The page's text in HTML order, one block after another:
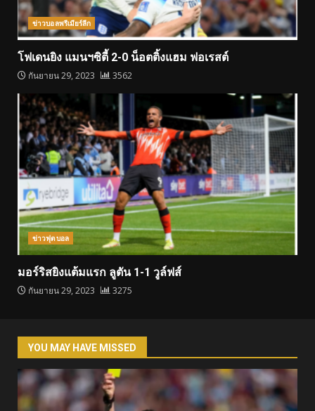
ข่าวบอลพรีเมียร์ลีก
โฟเดนยิง แมนฯซิตี้ 2-0 น็อตติ้งแฮม ฟอเรสต์
กันยายน 29, 2023 3562
ข่าวฟุตบอล
มอร์ริสยิงแต้มแรก ลูตัน 1-1 วูล์ฟส์
กันยายน 29, 2023 3275
YOU MAY HAVE MISSED